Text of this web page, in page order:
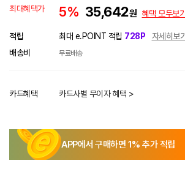
최대혜택가
5% 35,642원 혜택 모두보기
적립 최대 e.POINT 적립 728P
자세히보기
배송비
무료배송
카드혜택 카드사별 무이자 혜택 >
APP에서 구매하면 1% 추가 적립